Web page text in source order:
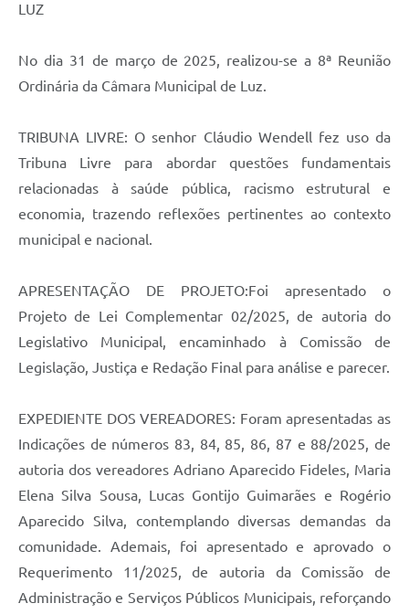
LUZ
No dia 31 de março de 2025, realizou-se a 8ª Reunião
Ordinária da Câmara Municipal de Luz.
TRIBUNA LIVRE: O senhor Cláudio Wendell fez uso da
Tribuna Livre para abordar questões fundamentais
relacionadas à saúde pública, racismo estrutural e
economia, trazendo reflexões pertinentes ao contexto
municipal e nacional.
APRESENTAÇÃO DE PROJETO:Foi apresentado o
Projeto de Lei Complementar 02/2025, de autoria do
Legislativo Municipal, encaminhado à Comissão de
Legislação, Justiça e Redação Final para análise e parecer.
EXPEDIENTE DOS VEREADORES: Foram apresentadas as
Indicações de números 83, 84, 85, 86, 87 e 88/2025, de
autoria dos vereadores Adriano Aparecido Fideles, Maria
Elena Silva Sousa, Lucas Gontijo Guimarães e Rogério
Aparecido Silva, contemplando diversas demandas da
comunidade. Ademais, foi apresentado e aprovado o
Requerimento 11/2025, de autoria da Comissão de
Administração e Serviços Públicos Municipais, reforçando